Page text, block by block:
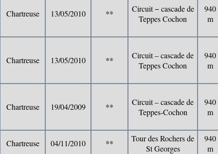
Chartreuse 13/05/2010 **
Circuit − cascade de
Teppes Cochon
940
m
Chartreuse 13/05/2010 **
Circuit – cascade de
Teppes Cochon
940
m
Chartreuse 19/04/2009 **
Circuit – cascade de
Teppes-Cochon
940
m
Chartreuse 04/11/2010 **
Tour des Rochers de
St Georges
940
m